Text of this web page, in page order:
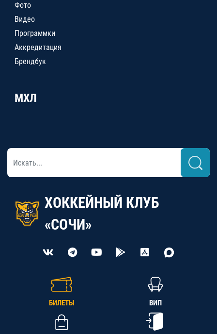
Фото
Видео
Программки
Аккредитация
Брендбук
МХЛ
ХОККЕЙНЫЙ КЛУБ
«СОЧИ»
БИЛЕТЫ ВИП